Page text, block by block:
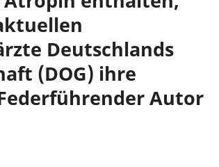
Deutschlands
(DOG) ihre
Autor